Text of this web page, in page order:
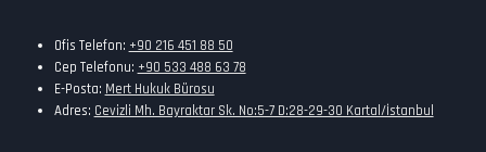
Ofis Telefon: +90 216 451 88 50
Cep Telefonu: +90 533 488 63 78
E-Posta: Mert Hukuk Bürosu
Adres: Cevizli Mh. Bayraktar Sk. No:5-7 D:28-29-30 Kartal/İstanbul